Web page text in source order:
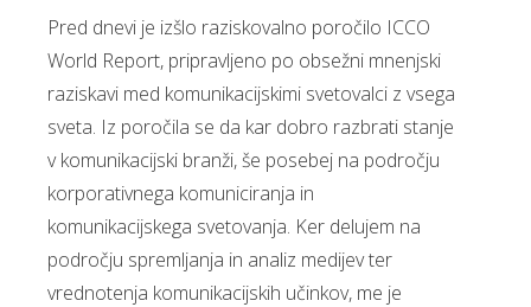
Pred dnevi je izšlo raziskovalno poročilo ICCO
World Report, pripravljeno po obsežni mnenjski
raziskavi med komunikacijskimi svetovalci z vsega
sveta. Iz poročila se da kar dobro razbrati stanje
v komunikacijski branži, še posebej na področju
korporativnega komuniciranja in
komunikacijskega svetovanja. Ker delujem na
področju spremljanja in analiz medijev ter
vrednotenja komunikacijskih učinkov, me je